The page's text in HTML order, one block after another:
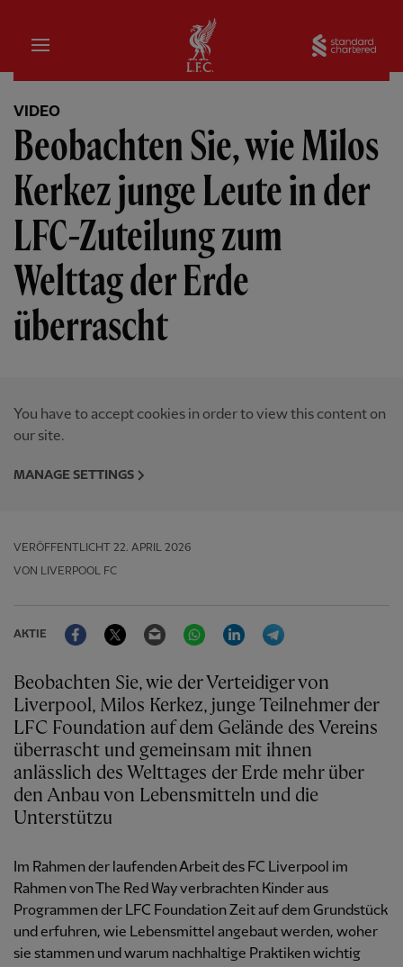
Startseite
VIDEO
Beobachten Sie, wie Milos
Kerkez junge Leute in der
LFC-Zuteilung zum
Welttag der Erde
überrascht
You have to accept cookies in order to view this content on
our site.
MANAGE SETTINGS
VERÖFFENTLICHT 22. APRIL 2026
VON LIVERPOOL FC
AKTIE
FacebookTwitter Email WhatsAppLinkedIn
Beobachten Sie, wie der Verteidiger von
Liverpool, Milos Kerkez, junge Teilnehmer der
LFC Foundation auf dem Gelände des Vereins
überrascht und gemeinsam mit ihnen
anlässlich des Welttages der Erde mehr über
den Anbau von Lebensmitteln und die
Unterstützu
Im Rahmen der laufenden Arbeit des FC Liverpool im
Rahmen von The Red Way verbrachten Kinder aus
Programmen der LFC Foundation Zeit auf dem Grundstück
und erfuhren, wie Lebensmittel angebaut werden, woher
sie stammen und warum nachhaltige Praktiken wichtig